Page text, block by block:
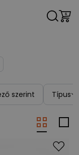
szerint Típus